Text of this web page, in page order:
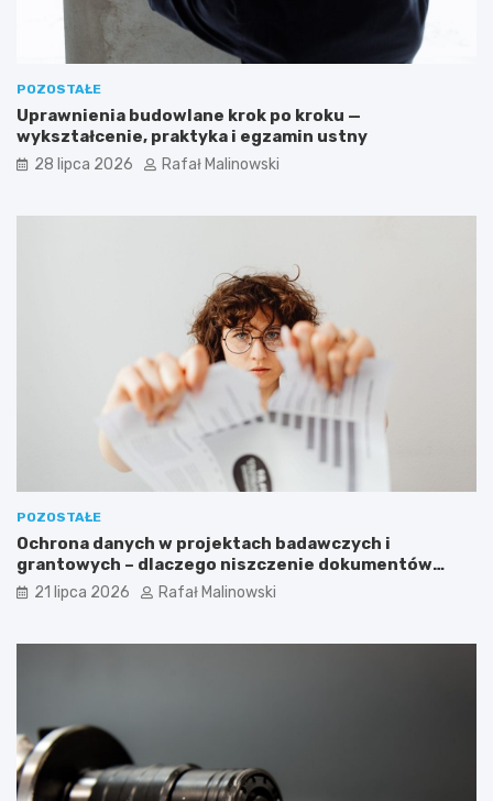
POZOSTAŁE
Uprawnienia budowlane krok po kroku —
wykształcenie, praktyka i egzamin ustny
28 lipca 2026 Rafał Malinowski
POZOSTAŁE
Ochrona danych w projektach badawczych i
grantowych – dlaczego niszczenie dokumentów
musi być częścią procedury?
21 lipca 2026 Rafał Malinowski